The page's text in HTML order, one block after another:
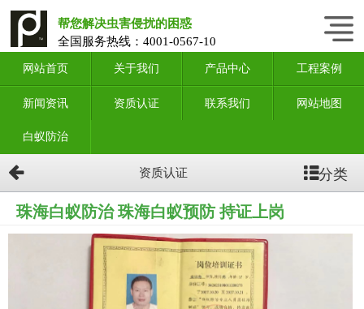
帮您解决虫害侵扰的困惑
全国服务热线：4001-0567-10
网站首页 关于我们 产品中心 工程案例
新闻资讯 资质认证 联系我们 网站地图
白蚁防治
资质认证 分类
珠海白蚁防治 珠海白蚁预防 持证上岗